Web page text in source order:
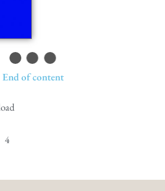
End of content
4